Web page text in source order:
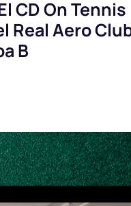
CD On Tennis
Real Aero
B